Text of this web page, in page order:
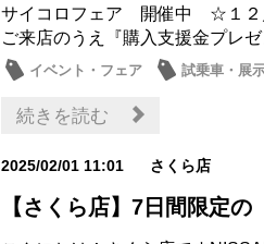
サイコロフェア 開催中 ☆１２
ご来店のうえ『購入支援金プレ
イベント・フェア 試乗車・展
続きを読む
2025/02/01 11:01 さくら店
【さくら店】7日間限定の